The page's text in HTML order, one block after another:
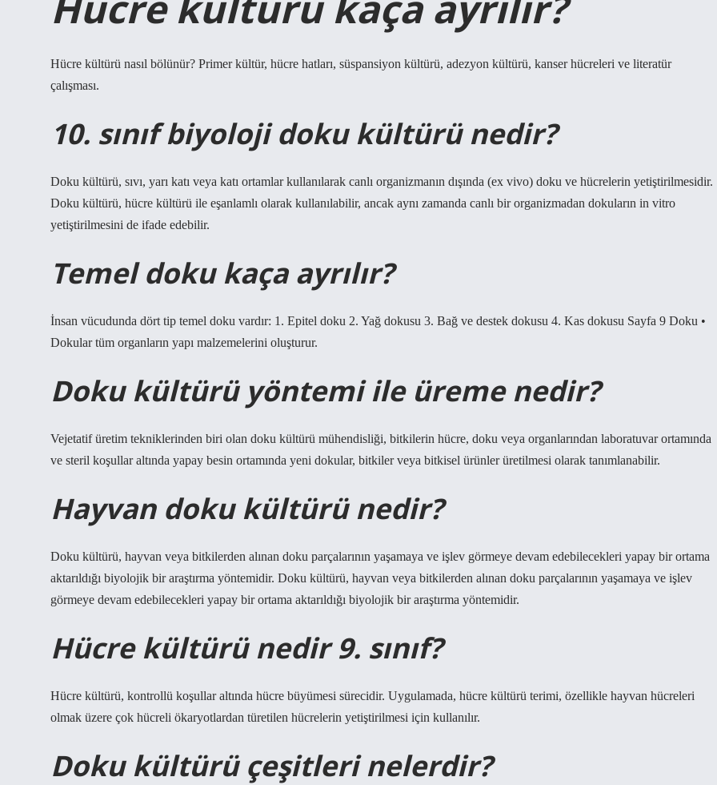
Hücre kültürü nasıl bölünür? Primer kültür, hücre hatları, süspansiyon kültürü, adezyon kültürü, kanser hücreleri ve literatür
çalışması.
10. sınıf biyoloji doku kültürü nedir?
Doku kültürü, sıvı, yarı katı veya katı ortamlar kullanılarak canlı organizmanın dışında (ex vivo) doku ve hücrelerin yetiştirilmesidir.
Doku kültürü, hücre kültürü ile eşanlamlı olarak kullanılabilir, ancak aynı zamanda canlı bir organizmadan dokuların in vitro
yetiştirilmesini de ifade edebilir.
Temel doku kaça ayrılır?
İnsan vücudunda dört tip temel doku vardır: 1. Epitel doku 2. Yağ dokusu 3. Bağ ve destek dokusu 4. Kas dokusu Sayfa 9 Doku •
Dokular tüm organların yapı malzemelerini oluşturur.
Doku kültürü yöntemi ile üreme nedir?
Vejetatif üretim tekniklerinden biri olan doku kültürü mühendisliği, bitkilerin hücre, doku veya organlarından laboratuvar ortamında
ve steril koşullar altında yapay besin ortamında yeni dokular, bitkiler veya bitkisel ürünler üretilmesi olarak tanımlanabilir.
Hayvan doku kültürü nedir?
Doku kültürü, hayvan veya bitkilerden alınan doku parçalarının yaşamaya ve işlev görmeye devam edebilecekleri yapay bir ortama
aktarıldığı biyolojik bir araştırma yöntemidir. Doku kültürü, hayvan veya bitkilerden alınan doku parçalarının yaşamaya ve işlev
görmeye devam edebilecekleri yapay bir ortama aktarıldığı biyolojik bir araştırma yöntemidir.
Hücre kültürü nedir 9. sınıf?
Hücre kültürü, kontrollü koşullar altında hücre büyümesi sürecidir. Uygulamada, hücre kültürü terimi, özellikle hayvan hücreleri
olmak üzere çok hücreli ökaryotlardan türetilen hücrelerin yetiştirilmesi için kullanılır.
Doku kültürü çeşitleri nelerdir?